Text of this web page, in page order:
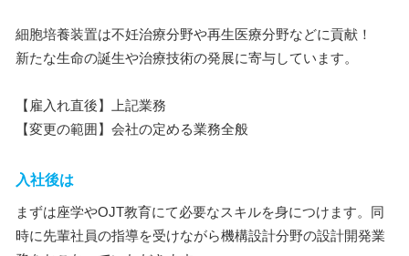
細胞培養装置は不妊治療分野や再生医療分野などに貢献！
新たな生命の誕生や治療技術の発展に寄与しています。
【雇入れ直後】上記業務
【変更の範囲】会社の定める業務全般
入社後は
まずは座学やOJT教育にて必要なスキルを身につけます。同
時に先輩社員の指導を受けながら機構設計分野の設計開発業